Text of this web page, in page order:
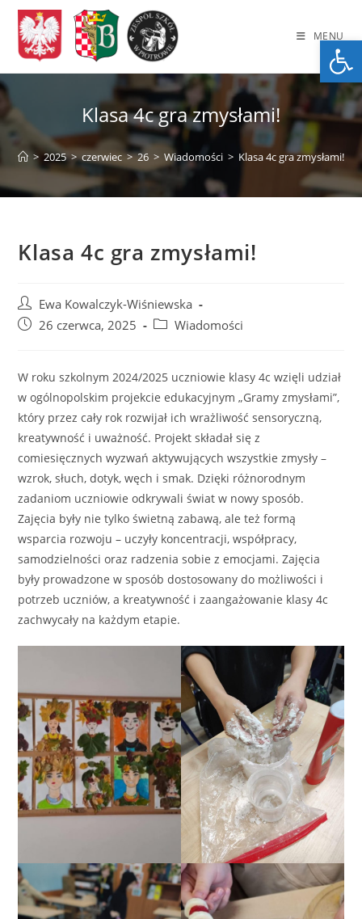
Skip
content
MENU
Klasa 4c gra zmysłami!
> 2025 > czerwiec > 26 > Wiadomości > Klasa 4c gra zmysłami!
Klasa 4c gra zmysłami!
Post
author:
Ewa Kowalczyk-Wiśniewska
Post26 czerwca, 2025
PostWiadomości
W roku szkolnym 2024/2025 uczniowie klasy 4c wzięli udział
w ogólnopolskim projekcie edukacyjnym „Gramy zmysłami”,
który przez cały rok rozwijał ich wrażliwość sensoryczną,
kreatywność i uważność. Projekt składał się z
comiesięcznych wyzwań aktywujących wszystkie zmysły –
wzrok, słuch, dotyk, węch i smak. Dzięki różnorodnym
zadaniom uczniowie odkrywali świat w nowy sposób.
Zajęcia były nie tylko świetną zabawą, ale też formą
wsparcia rozwoju – uczyły koncentracji, współpracy,
samodzielności oraz radzenia sobie z emocjami. Zajęcia
były prowadzone w sposób dostosowany do możliwości i
potrzeb uczniów, a kreatywność i zaangażowanie klasy 4c
zachwycały na każdym etapie.